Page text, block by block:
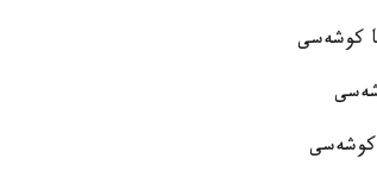
كوشەسى
كوشەسى